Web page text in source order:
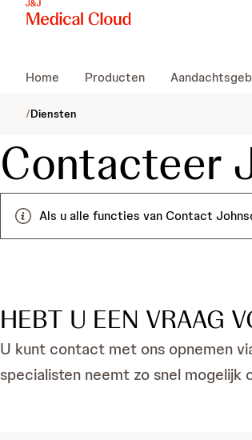
Home Producten
/Diensten
Contacteer
Als u alle functies van Contact
HEBT U EEN VRAAG
U kunt contact met ons opnemen
specialisten neemt zo snel mogelijk